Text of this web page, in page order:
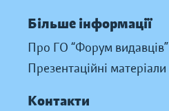
Більше інформації
Про ГО “Форум видавців”
Презентаційні матеріали
Контакти